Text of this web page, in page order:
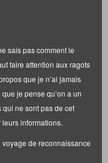
sais pas comment le
faire attention aux ragots
que je n’ai jamais
je pense qu’on a un
ne sont pas de cet
informations.
de reconnaissance